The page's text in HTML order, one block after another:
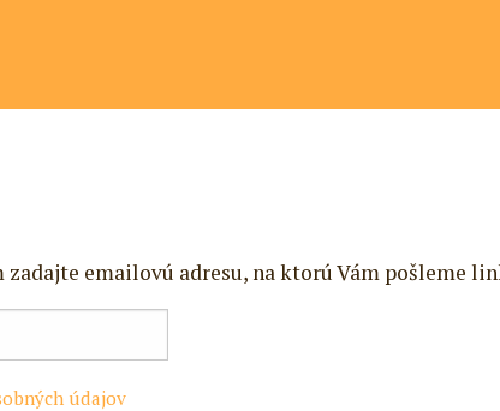
emailovú adresu, na ktorú Vám pošleme
údajov